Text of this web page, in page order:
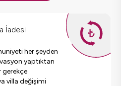
İadesi
her şeyden
yaptıktan
villa değişimi